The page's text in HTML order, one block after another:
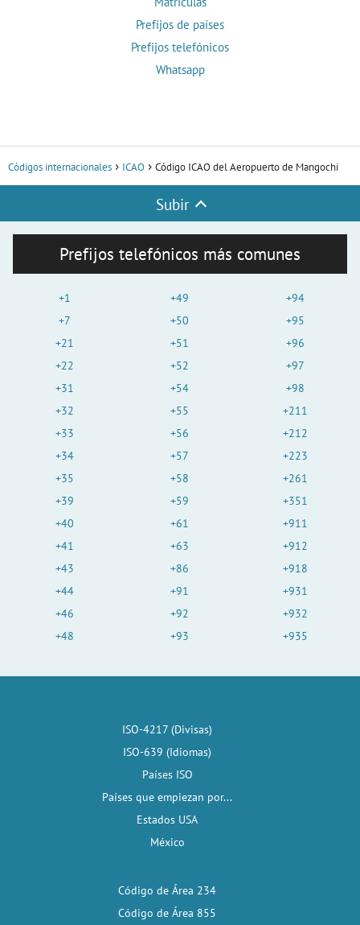
Prefijos de países
Prefijos telefónicos
Whatsapp
Códigos internacionales ICAO Código ICAO del Aeropuerto de Mangochi
Subir
Prefijos telefónicos más comunes
+1
+7
+21
+22
+31
+32
+33
+34
+35
+39
+40
+41
+43
+44
+46
+48
+49
+50
+51
+52
+54
+55
+56
+57
+58
+59
+61
+63
+86
+91
+92
+93
+94
+95
+96
+97
+98
+211
+212
+223
+261
+351
+911
+912
+918
+931
+932
+935
ISO-4217 (Divisas)
ISO-639 (Idiomas)
Países ISO
Países que empiezan por...
Estados USA
México
Código de Área 234
Código de Área 855